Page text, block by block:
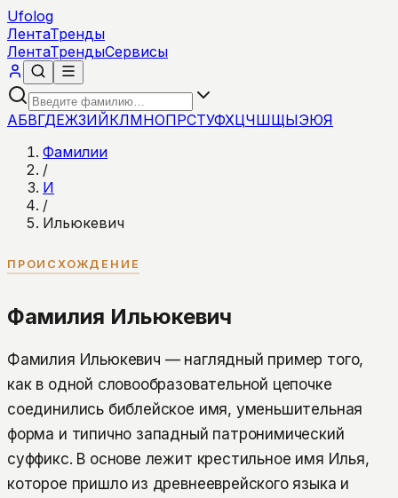
Ufolog
ЛентаТренды
ЛентаТрендыСервисы
АБВГДЕЖЗИЙКЛМНОПРСТУФХЦЧШЩЫЭЮЯ
Фамилии
/
И
/
Ильюкевич
ПРОИСХОЖДЕНИЕ
Фамилия Ильюкевич
Фамилия Ильюкевич — наглядный пример того,
как в одной словообразовательной цепочке
соединились библейское имя, уменьшительная
форма и типично западный патронимический
суффикс. В основе лежит крестильное имя Илья,
которое пришло из древнееврейского языка и